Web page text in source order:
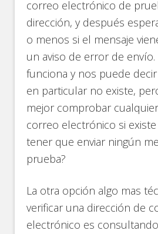
correo electrónico de
dirección, y después
o menos si el mensaje
un aviso de error de
funciona y nos puede
en particular no existe,
mejor comprobar
correo electrónico si
tener que enviar ningún
prueba?
La otra opción algo mas
verificar una dirección de
electrónico es